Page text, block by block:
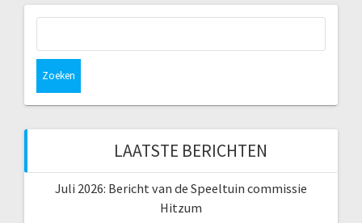
LAATSTE BERICHTEN
Juli 2026: Bericht van de Speeltuin commissie
Hitzum